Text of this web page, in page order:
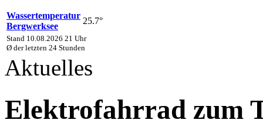
Wassertemperatur
Bergwerksee
25.7°
Stand 10.08.2026 21 Uhr
Ø der letzten 24 Stunden
Aktuelles
Elektrofahrrad zum